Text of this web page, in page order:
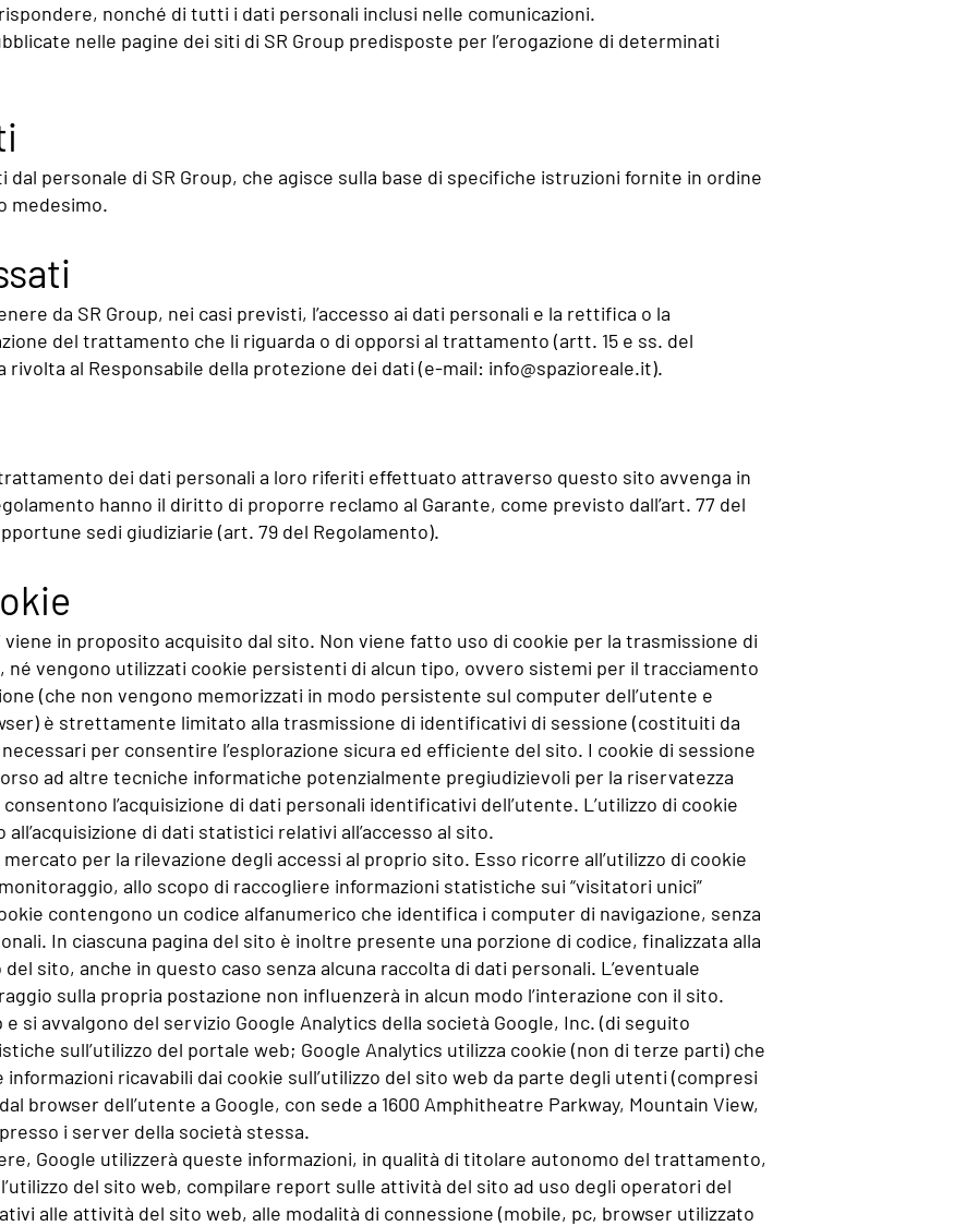
nonché di tutti i dati personali inclusi nelle comunicazioni.
nelle pagine dei siti di SR Group predisposte per l’erogazione di determinati
personale di SR Group, che agisce sulla base di specifiche istruzioni fornite in ordine
medesimo.
da SR Group, nei casi previsti, l’accesso ai dati personali e la rettifica o la
del trattamento che li riguarda o di opporsi al trattamento (artt. 15 e ss. del
rivolta al Responsabile della protezione dei dati (e-mail: info@spazioreale.it).
dei dati personali a loro riferiti effettuato attraverso questo sito avvenga in
hanno il diritto di proporre reclamo al Garante, come previsto dall’art. 77 del
sedi giudiziarie (art. 79 del Regolamento).
in proposito acquisito dal sito. Non viene fatto uso di cookie per la trasmissione di
né vengono utilizzati cookie persistenti di alcun tipo, ovvero sistemi per il tracciamento
(che non vengono memorizzati in modo persistente sul computer dell’utente e
è strettamente limitato alla trasmissione di identificativi di sessione (costituiti da
per consentire l’esplorazione sicura ed efficiente del sito. I cookie di sessione
ad altre tecniche informatiche potenzialmente pregiudizievoli per la riservatezza
l’acquisizione di dati personali identificativi dell’utente. L’utilizzo di cookie
di dati statistici relativi all’accesso al sito.
per la rilevazione degli accessi al proprio sito. Esso ricorre all’utilizzo di cookie
allo scopo di raccogliere informazioni statistiche sui “visitatori unici”
contengono un codice alfanumerico che identifica i computer di navigazione, senza
In ciascuna pagina del sito è inoltre presente una porzione di codice, finalizzata alla
sito, anche in questo caso senza alcuna raccolta di dati personali. L’eventuale
sulla propria postazione non influenzerà in alcun modo l’interazione con il sito.
si avvalgono del servizio Google Analytics della società Google, Inc. (di seguito
sull’utilizzo del portale web; Google Analytics utilizza cookie (non di terze parti) che
ricavabili dai cookie sull’utilizzo del sito web da parte degli utenti (compresi
browser dell’utente a Google, con sede a 1600 Amphitheatre Parkway, Mountain View,
i server della società stessa.
Google utilizzerà queste informazioni, in qualità di titolare autonomo del trattamento,
del sito web, compilare report sulle attività del sito ad uso degli operatori del
alle attività del sito web, alle modalità di connessione (mobile, pc, browser utilizzato